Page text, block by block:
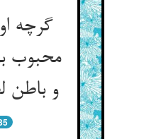
گرچه
محبوب
و